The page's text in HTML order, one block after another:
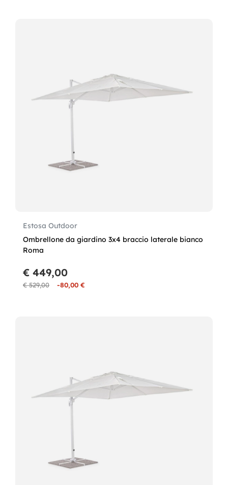
Estosa Outdoor
Ombrellone da giardino 3x4 braccio laterale bianco
Roma
€ 529,00 -80,00 €
€ 449,00